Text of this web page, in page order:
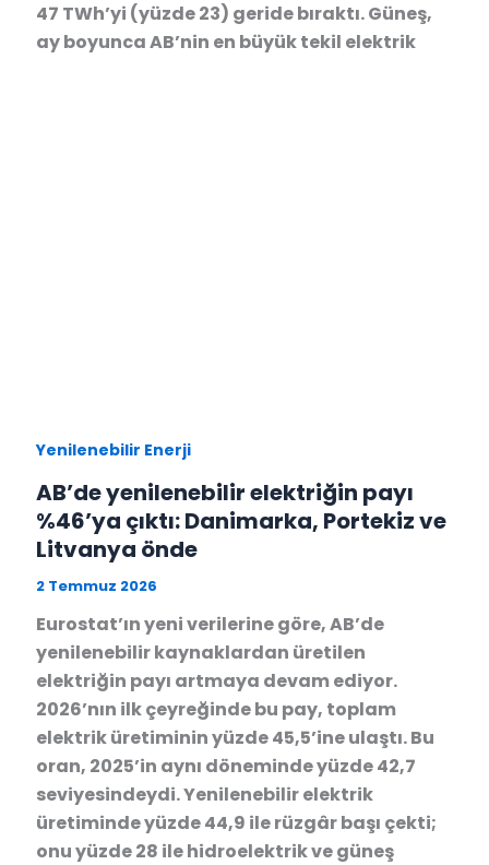
47 TWh’yi (yüzde 23) geride bıraktı. Güneş,
ay boyunca AB’nin en büyük tekil elektrik
Yenilenebilir Enerji
AB’de yenilenebilir elektriğin payı
%46’ya çıktı: Danimarka, Portekiz ve
Litvanya önde
2 Temmuz 2026
Eurostat’ın yeni verilerine göre, AB’de
yenilenebilir kaynaklardan üretilen
elektriğin payı artmaya devam ediyor.
2026’nın ilk çeyreğinde bu pay, toplam
elektrik üretiminin yüzde 45,5’ine ulaştı. Bu
oran, 2025’in aynı döneminde yüzde 42,7
seviyesindeydi. Yenilenebilir elektrik
üretiminde yüzde 44,9 ile rüzgâr başı çekti;
onu yüzde 28 ile hidroelektrik ve güneş